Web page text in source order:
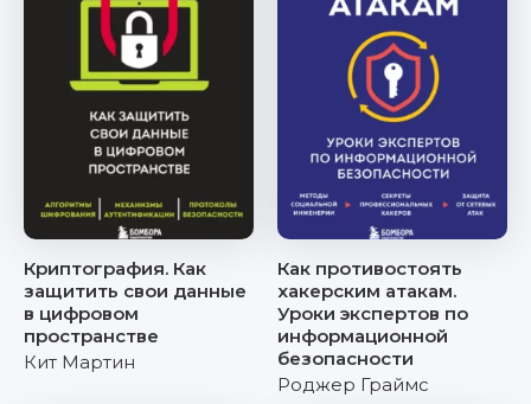
Криптография. Как
защитить свои данные
в цифровом
пространстве
Кит Мартин
Как противостоять
хакерским атакам.
Уроки экспертов по
информационной
безопасности
Роджер Граймс